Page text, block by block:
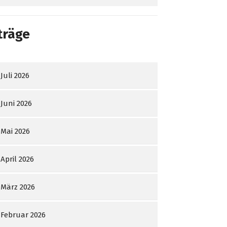
Juli 2026
Juni 2026
Mai 2026
April 2026
März 2026
Februar 2026